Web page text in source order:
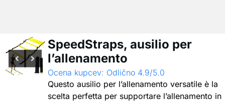
SpeedStraps, ausilio per
l’allenamento
Ocena kupcev: Odlično 4.9/5.0
Questo ausilio per l’allenamento versatile è la
scelta perfetta per supportare l’allenamento in